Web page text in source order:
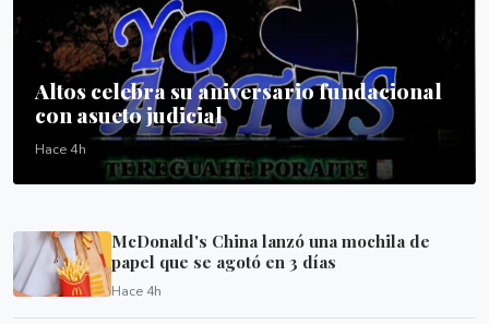
Altos celebra su aniversario fundacional
con asueto judicial
Hace 4h
McDonald's China lanzó una mochila de
papel que se agotó en 3 días
Hace 4h